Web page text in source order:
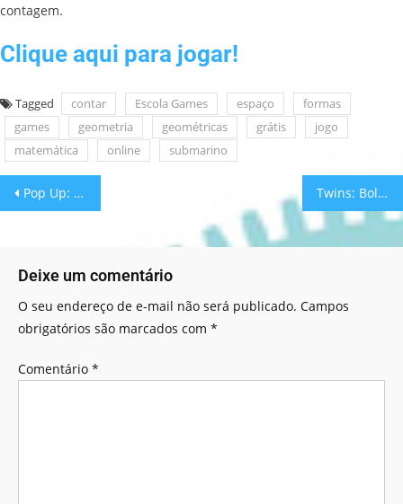
contagem.
Clique aqui para jogar!
Tagged contar Escola Games espaço
formas
games
geometria geométricas grátis
jogo
matemática
online submarino
Pop Up: Conduza a Bola! Twins: Bolas Gêmeas!
Deixe um comentário
O seu endereço de e-mail não será publicado. Campos
obrigatórios são marcados com *
Comentário *